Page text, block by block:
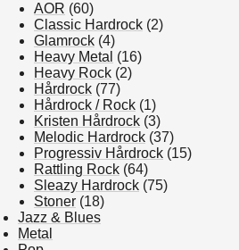
AOR (60)
Classic Hardrock (2)
Glamrock (4)
Heavy Metal (16)
Heavy Rock (2)
Hårdrock (77)
Hårdrock / Rock (1)
Kristen Hårdrock (3)
Melodic Hardrock (37)
Progressiv Hårdrock (15)
Rattling Rock (64)
Sleazy Hardrock (75)
Stoner (18)
Jazz & Blues
Metal